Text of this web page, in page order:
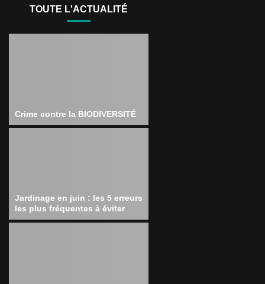
TOUTE L'ACTUALITÉ
Crime contre la BIODIVERSITÉ
Jardinage en juin : les 5 erreurs
les plus fréquentes à éviter